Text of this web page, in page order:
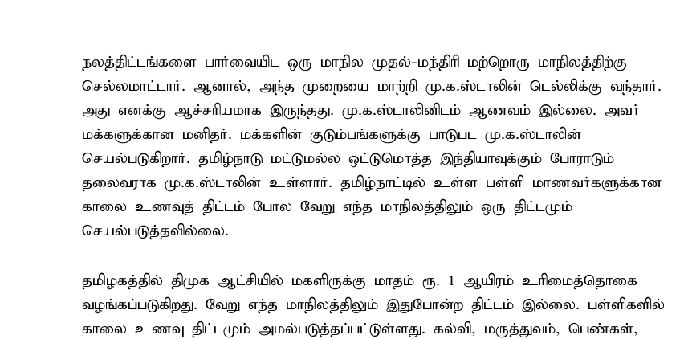
நலத்திட்டங்களை பார்வையிட ஒரு மாநில முதல்-மந்திரி மற்றொரு மாநிலத்திற்கு
செல்லமாட்டார். ஆனால், அந்த முறையை மாற்றி மு.க.ஸ்டாலின் டெல்லிக்கு வந்தார்.
அது எனக்கு ஆச்சரியமாக இருந்தது. மு.க.ஸ்டாலினிடம் ஆணவம் இல்லை. அவர்
மக்களுக்கான மனிதர். மக்களின் குடும்பங்களுக்கு பாடுபட மு.க.ஸ்டாலின்
செயல்படுகிறார். தமிழ்நாடு மட்டுமல்ல ஒட்டுமொத்த இந்தியாவுக்கும் போராடும்
தலைவராக மு.க.ஸ்டாலின் உள்ளார். தமிழ்நாட்டில் உள்ள பள்ளி மாணவர்களுக்கான
காலை உணவுத் திட்டம் போல வேறு எந்த மாநிலத்திலும் ஒரு திட்டமும்
செயல்படுத்தவில்லை.
தமிழகத்தில் திமுக ஆட்சியில் மகளிருக்கு மாதம் ரூ. 1 ஆயிரம் உரிமைத்தொகை
வழங்கப்படுகிறது. வேறு எந்த மாநிலத்திலும் இதுபோன்ற திட்டம் இல்லை. பள்ளிகளில்
காலை உணவு திட்டமும் அமல்படுத்தப்பட்டுள்ளது. கல்வி, மருத்துவம், பெண்கள்,